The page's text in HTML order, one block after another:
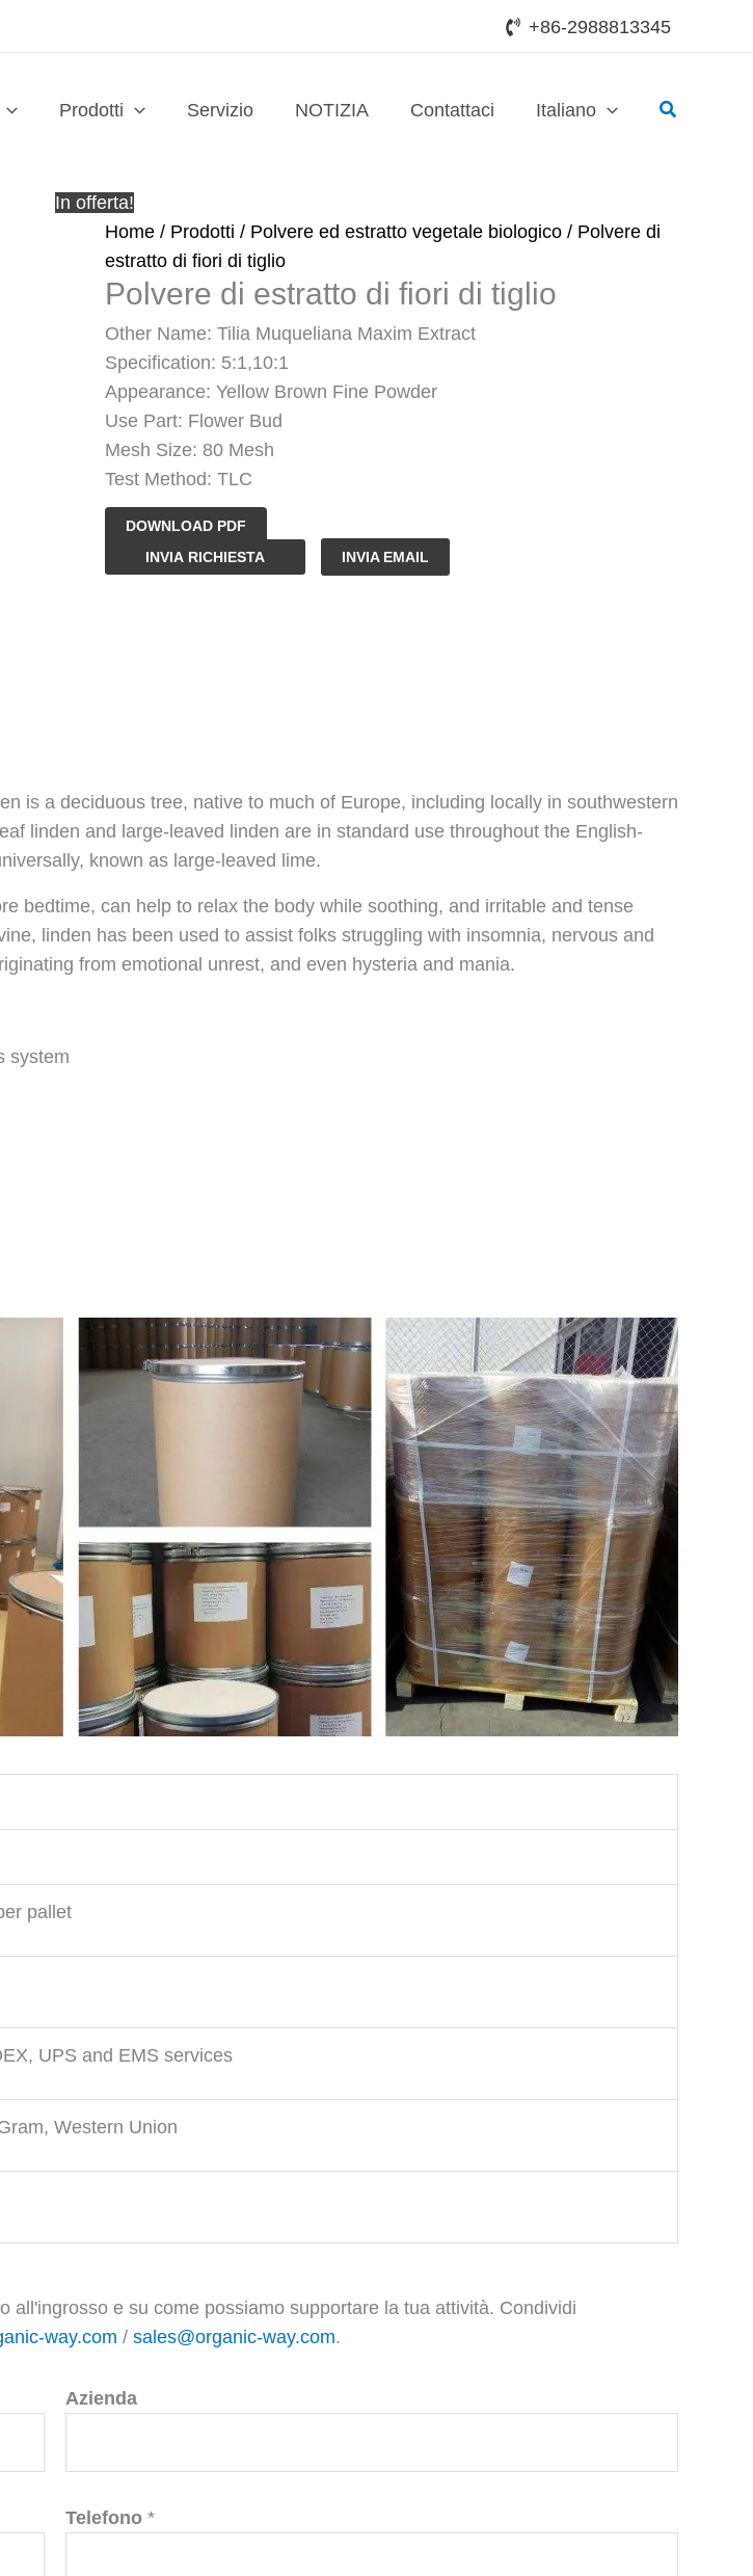
+86-2988813345
Prodotti Servizio NOTIZIA Contattaci Italiano Cerca
In offerta!
Home / Prodotti / Polvere ed estratto vegetale biologico / Polvere di
estratto di fiori di tiglio
Polvere di estratto di fiori di tiglio
Other Name: Tilia Muqueliana Maxim Extract
Specification: 5:1,10:1
Appearance: Yellow Brown Fine Powder
Use Part: Flower Bud
Mesh Size: 80 Mesh
Test Method: TLC
DOWNLOAD PDF
PolvereINVIA RICHIESTA INVIA EMAIL
is a deciduous tree, native to much of Europe, including locally in southwestern
linden and large-leaved linden are in standard use throughout the English-
known as large-leaved lime.
bedtime, can help to relax the body while soothing, and irritable and tense
linden has been used to assist folks struggling with insomnia, nervous and
from emotional unrest, and even hysteria and mania.
system
pallet
UPS and EMS services
Western Union
e su come possiamo supportare la tua attività. Condividi
way.com / sales@organic-way.com.
Azienda
Telefono *